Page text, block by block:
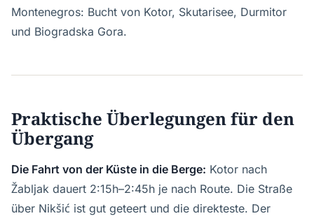
Montenegros: Bucht von Kotor, Skutarisee, Durmitor
und Biogradska Gora.
Praktische Überlegungen für den
Übergang
Die Fahrt von der Küste in die Berge: Kotor nach
Žabljak dauert 2:15h–2:45h je nach Route. Die Straße
über Nikšić ist gut geteert und die direkteste. Der